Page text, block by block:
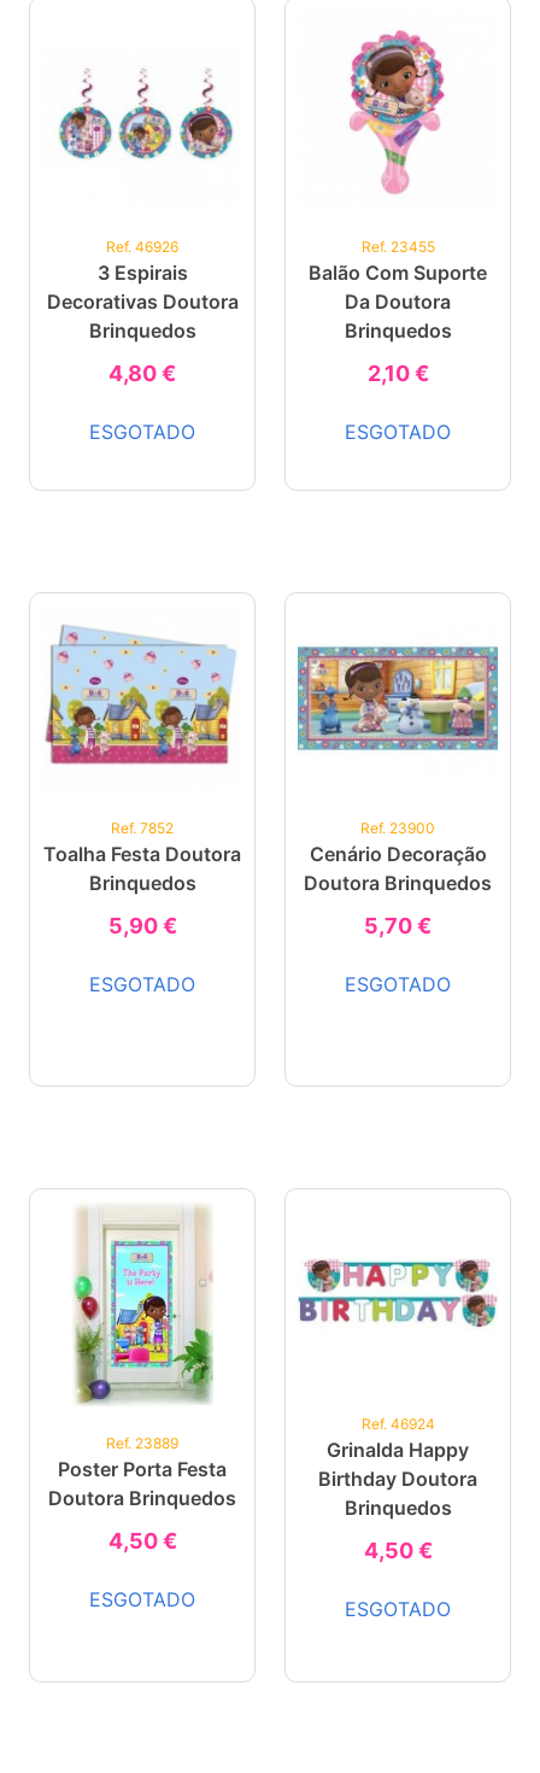
Ref. 46926
3 Espirais
Decorativas Doutora
Brinquedos
4,80 €
ESGOTADO
Ref. 23455
Balão Com Suporte
Da Doutora
Brinquedos
2,10 €
ESGOTADO
Ref. 7852
Toalha Festa Doutora
Brinquedos
5,90 €
ESGOTADO
Ref. 23900
Cenário Decoração
Doutora Brinquedos
5,70 €
ESGOTADO
Ref. 23889
Poster Porta Festa
Doutora Brinquedos
4,50 €
ESGOTADO
Ref. 46924
Grinalda Happy
Birthday Doutora
Brinquedos
4,50 €
ESGOTADO